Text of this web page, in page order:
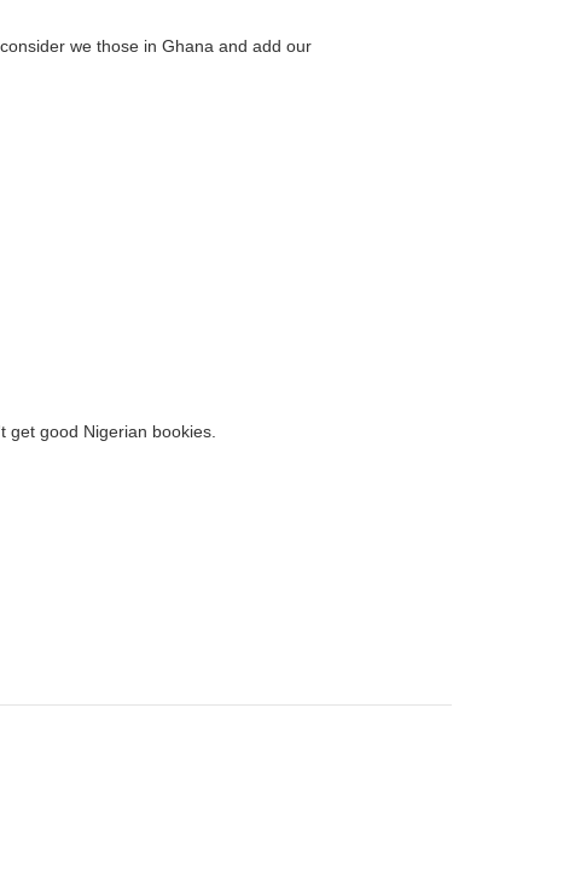
we those in Ghana and add our
good Nigerian bookies.